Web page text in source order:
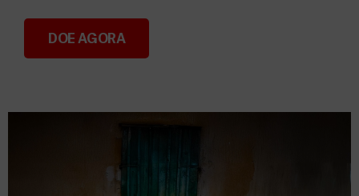
Donativos
DOE AGORA